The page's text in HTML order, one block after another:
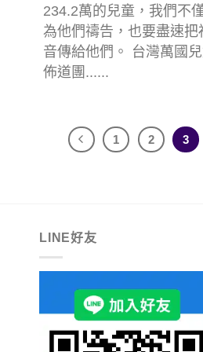
234.2萬的兒童，我們不
為他們禱告，也要盡速把
音傳給他們。 台灣萬國
佈道團......
1 2 3
LINE好友